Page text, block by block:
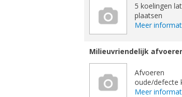
5 koelingen
plaatsen
Meer
Milieuvriendelijk
Afvoeren
oude/defecte
Meer